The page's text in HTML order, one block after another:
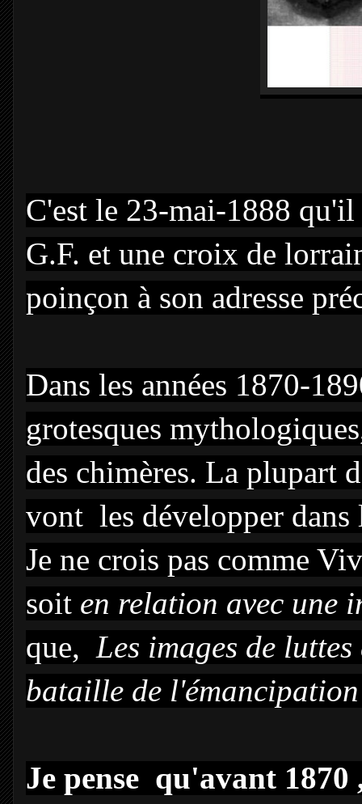
C'est le 23-mai-1888
G.F. et une croix de
poinçon à son adresse
Dans les années 1870-
grotesques
des chimères. La plupart
vont les développer dans
Je ne crois pas comme
soit en relation avec une
que, Les images de
bataille de
Je pense qu'avant